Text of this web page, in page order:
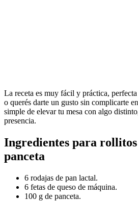
La receta es muy fácil y práctica,
o querés darte un gusto sin complicarte
simple de elevar tu mesa con algo
presencia.
Ingredientes para rollitos
panceta
6 rodajas de pan lactal.
6 fetas de queso de máquina.
100 g de panceta.